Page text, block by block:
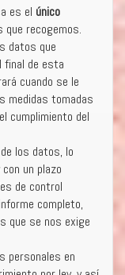
es el único
que recogemos.
datos que
final de esta
cuando se le
medidas tomadas
cumplimiento del
los datos, lo
un plazo
de control
completo,
que se nos exige
personales en